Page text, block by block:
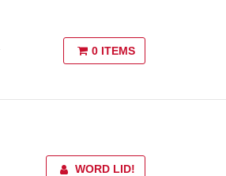
0 ITEMS
WORD LID!